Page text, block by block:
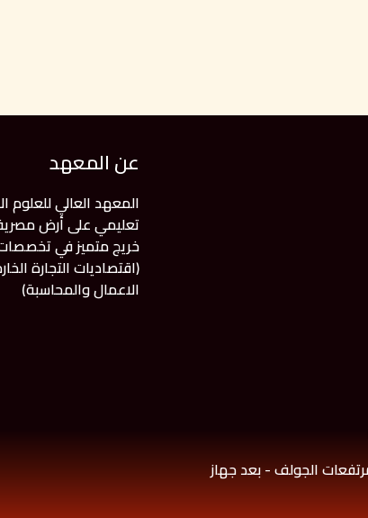
الجولف - بعد جهاز
عن المعهد
المعهد العالي للعلوم
تعليمي على أرض
خريج متميز في
(اقتصاديات التجارة
الاعمال والمحاسبة)